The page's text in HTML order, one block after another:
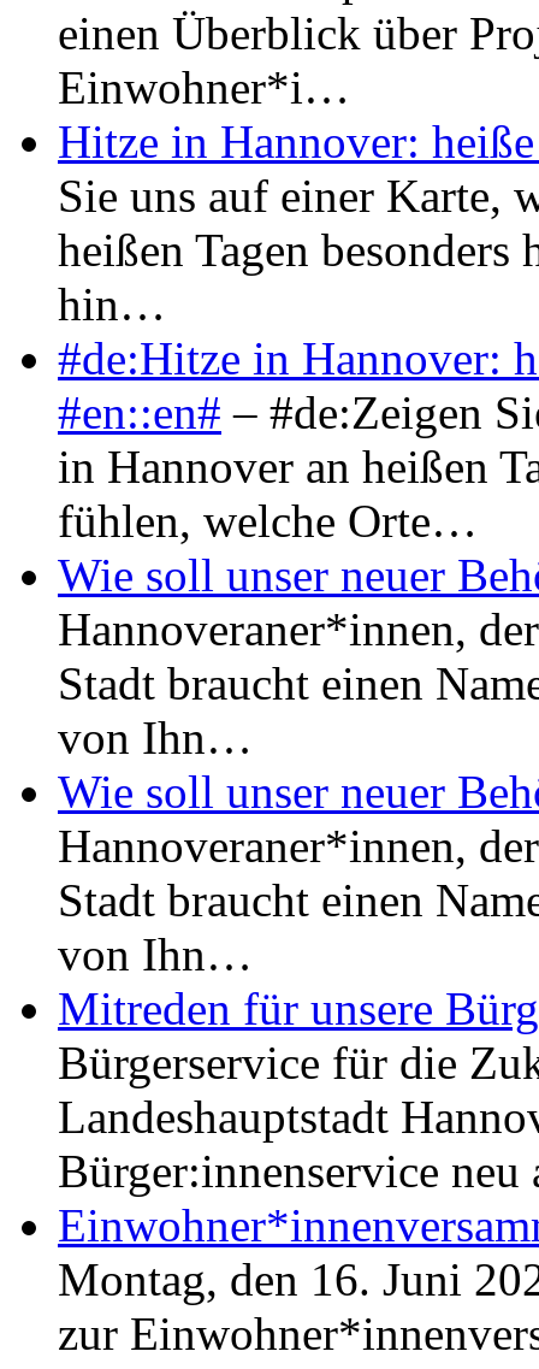
einen Überblick über
Einwohner*i…
Hitze in Hannover:
Sie uns auf einer Karte,
heißen Tagen
hin…
#de:Hitze in Hannover:
#en::en# – #de:Zeigen
in Hannover an heißen
fühlen, welche Orte…
Wie soll unser neuer
Hannoveraner*innen,
Stadt braucht einen
von Ihn…
Wie soll unser neuer
Hannoveraner*innen,
Stadt braucht einen
von Ihn…
Mitreden für unsere
Bürgerservice für die
Landeshauptstadt
Bürger:innenservice
Montag, den 16. Juni
zur